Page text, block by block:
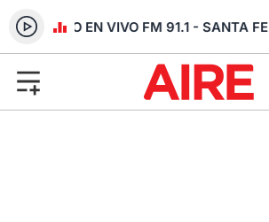
RADIO EN VIVO FM 91.1 - SANTA FE